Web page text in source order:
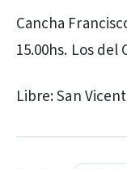
Cancha
15.00hs. Los del
Libre: San